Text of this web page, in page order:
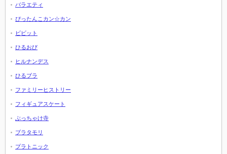
バラエティ
ぴったんこカン☆カン
ビビット
ひるおび
ヒルナンデス
ひるブラ
ファミリーヒストリー
フィギュアスケート
ぶっちゃけ寺
ブラタモリ
プラトニック